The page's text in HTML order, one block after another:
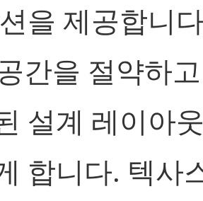
을 제공합니
간을 절약하
설계 레이아
합니다. 텍사